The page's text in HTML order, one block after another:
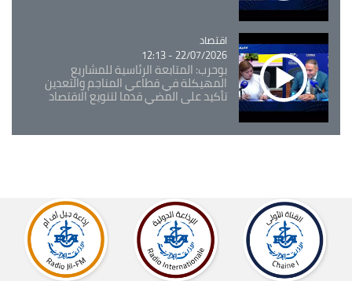
Catégorie
اقتصاد
22/07/2026 - 12:13
بوحرب: المتابعة الرئاسية للمشاريع
المهيكلة في قطاعي المناجم والتعدين
تأكيد على المضي قدما لتنويع الاقتصاد